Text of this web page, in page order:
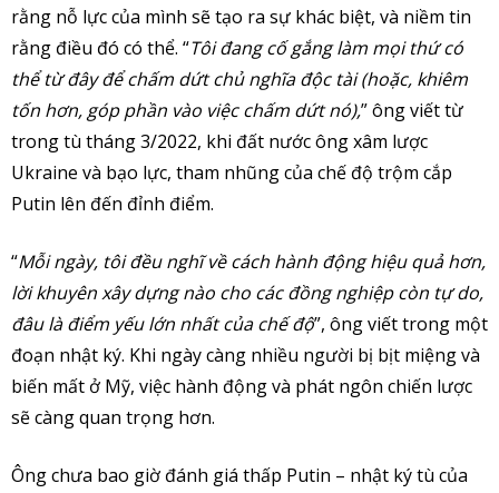
rằng nỗ lực của mình sẽ tạo ra sự khác biệt, và niềm tin
rằng điều đó có thể. “Tôi đang cố gắng làm mọi thứ có
thể từ đây để chấm dứt chủ nghĩa độc tài (hoặc, khiêm
tốn hơn, góp phần vào việc chấm dứt nó),” ông viết từ
trong tù tháng 3/2022, khi đất nước ông xâm lược
Ukraine và bạo lực, tham nhũng của chế độ trộm cắp
Putin lên đến đỉnh điểm.
“Mỗi ngày, tôi đều nghĩ về cách hành động hiệu quả hơn,
lời khuyên xây dựng nào cho các đồng nghiệp còn tự do,
đâu là điểm yếu lớn nhất của chế độ”, ông viết trong một
đoạn nhật ký. Khi ngày càng nhiều người bị bịt miệng và
biến mất ở Mỹ, việc hành động và phát ngôn chiến lược
sẽ càng quan trọng hơn.
Ông chưa bao giờ đánh giá thấp Putin – nhật ký tù của